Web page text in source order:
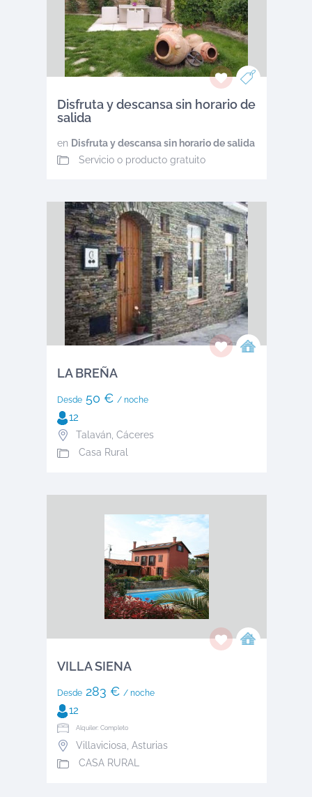
Disfruta y descansa sin horario de
salida
en Disfruta y descansa sin horario de salida
Servicio o producto gratuito
LA BREÑA
Desde50 € / noche
12
Talaván Cáceres
Casa Rural
VILLA SIENA
Desde283 € / noche
12
Alquiler: Completo
Villaviciosa Asturias
CASA RURAL